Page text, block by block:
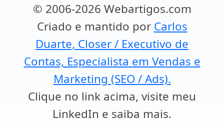
© 2006-2026 Webartigos.com
Criado e mantido por Carlos
Duarte, Closer / Executivo de
Contas, Especialista em Vendas e
Marketing (SEO / Ads).
Clique no link acima, visite meu
LinkedIn e saiba mais.